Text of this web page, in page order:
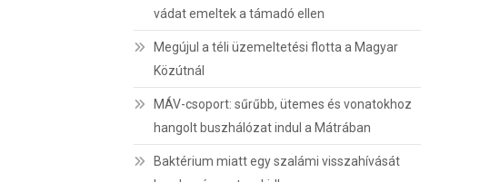
vádat emeltek a támadó ellen
Megújul a téli üzemeltetési flotta a Magyar
Közútnál
MÁV-csoport: sűrűbb, ütemes és vonatokhoz
hangolt buszhálózat indul a Mátrában
Baktérium miatt egy szalámi visszahívását